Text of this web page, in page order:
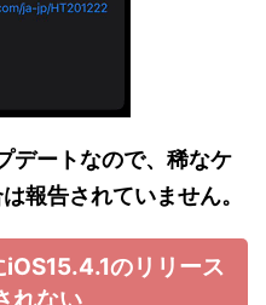
デートなので、稀なケ
報告されていません。
のリリース
れない